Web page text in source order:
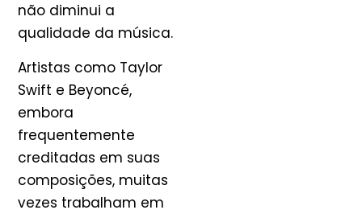
não diminui a
qualidade da música.
Artistas como Taylor
Swift e Beyoncé,
embora
frequentemente
creditadas em suas
composições, muitas
vezes trabalham em